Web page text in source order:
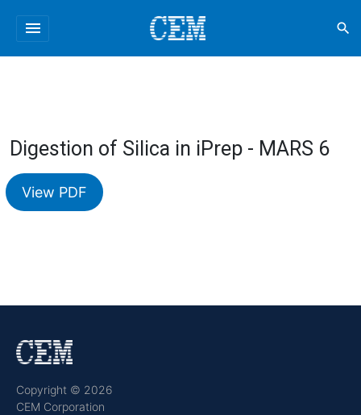
menu search
Digestion of Silica in iPrep - MARS 6
View PDF
Copyright © 2026
CEM Corporation